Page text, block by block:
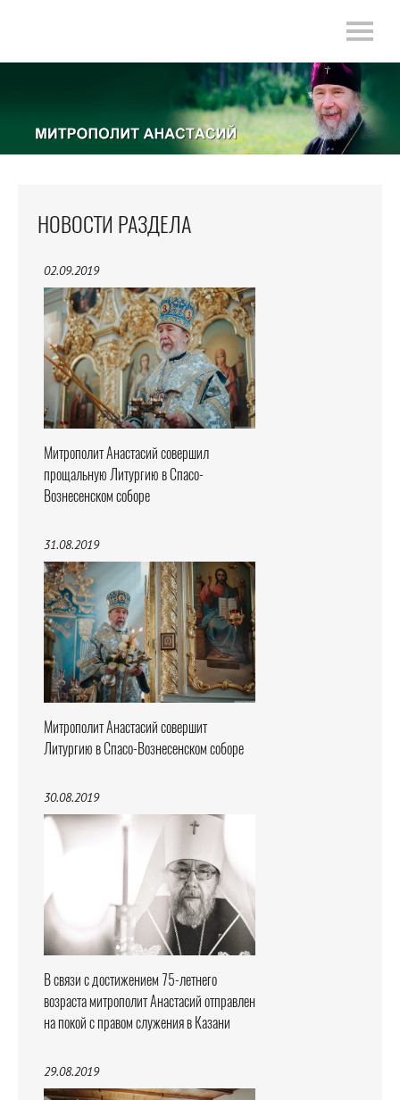
НОВОСТИ РАЗДЕЛА
02.09.2019
Митрополит Анастасий совершил
прощальную Литургию в Спасо-
Вознесенском соборе
31.08.2019
Митрополит Анастасий совершит
Литургию в Спасо-Вознесенском соборе
30.08.2019
В связи с достижением 75-летнего
возраста митрополит Анастасий отправлен
на покой с правом служения в Казани
29.08.2019